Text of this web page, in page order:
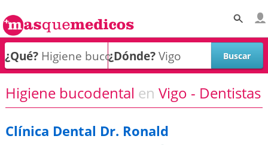
¿Qué? ¿Dónde?
Higiene bucodental en Vigo - Dentistas
Clínica Dental Dr. Ronald